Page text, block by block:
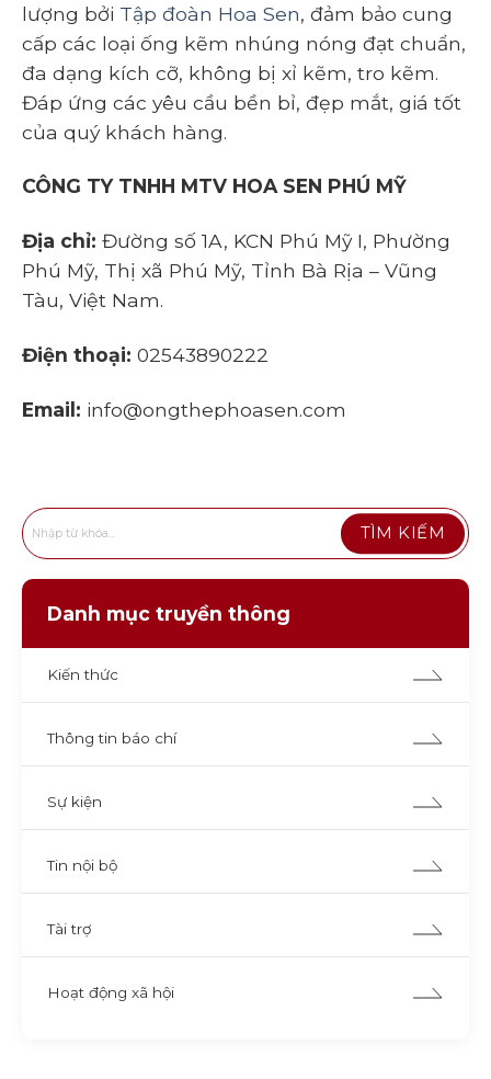
lượng bởi Tập đoàn Hoa Sen, đảm bảo cung
cấp các loại ống kẽm nhúng nóng đạt chuẩn,
đa dạng kích cỡ, không bị xỉ kẽm, tro kẽm.
Đáp ứng các yêu cầu bền bỉ, đẹp mắt, giá tốt
của quý khách hàng.
CÔNG TY TNHH MTV HOA SEN PHÚ MỸ
Địa chỉ: Đường số 1A, KCN Phú Mỹ I, Phường
Phú Mỹ, Thị xã Phú Mỹ, Tỉnh Bà Rịa – Vũng
Tàu, Việt Nam.
Điện thoại: 02543890222
Email: info@ongthephoasen.com
Danh mục truyền thông
Kiến thức
Thông tin báo chí
Sự kiện
Tin nội bộ
Tài trợ
Hoạt động xã hội